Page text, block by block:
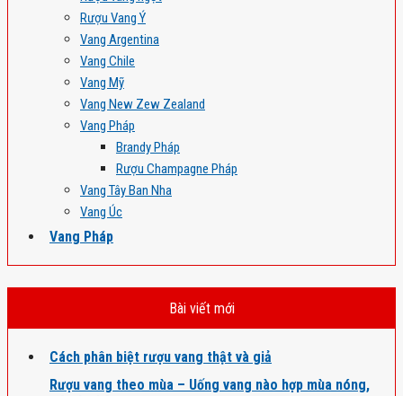
Rượu Vang Ý
Vang Argentina
Vang Chile
Vang Mỹ
Vang New Zew Zealand
Vang Pháp
Brandy Pháp
Rượu Champagne Pháp
Vang Tây Ban Nha
Vang Úc
Vang Pháp
Bài viết mới
Cách phân biệt rượu vang thật và giả
Rượu vang theo mùa – Uống vang nào hợp mùa nóng,